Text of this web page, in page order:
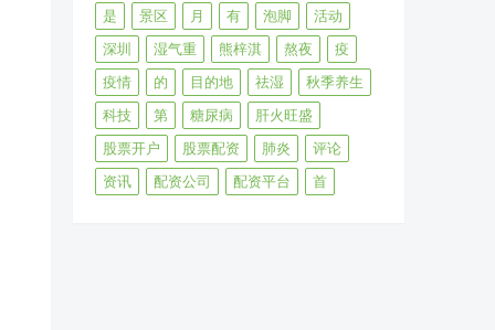
是
景区 月 有 泡脚
活动
深圳
湿气重 熊梓淇 熬夜
疫
疫情
的 目的地 祛湿
秋季养生
科技
第 糖尿病
肝火旺盛
股票开户
股票配资 肺炎
评论
资讯
配资公司 配资平台 首